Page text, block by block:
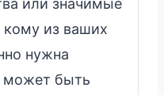
или значимые
из ваших
нужна
может быть